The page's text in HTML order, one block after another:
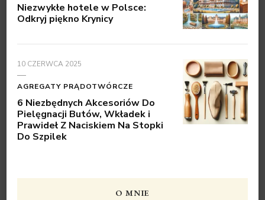
Niezwykłe hotele w Polsce:
Odkryj piękno Krynicy
10 CZERWCA 2025
AGREGATY PRĄDOTWÓRCZE
6 Niezbędnych Akcesoriów Do
Pielęgnacji Butów, Wkładek i
Prawideł Z Naciskiem Na Stopki
Do Szpilek
O MNIE